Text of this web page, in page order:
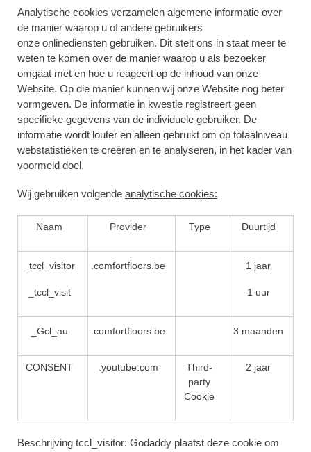
Analytische cookies verzamelen algemene informatie over
de manier waarop u of andere gebruikers
onze onlinediensten gebruiken. Dit stelt ons in staat meer te
weten te komen over de manier waarop u als bezoeker
omgaat met en hoe u reageert op de inhoud van onze
Website. Op die manier kunnen wij onze Website nog beter
vormgeven. De informatie in kwestie registreert geen
specifieke gegevens van de individuele gebruiker. De
informatie wordt louter en alleen gebruikt om op totaalniveau
webstatistieken te creëren en te analyseren, in het kader van
voormeld doel.
Wij gebruiken volgende analytische cookies:
Naam Provider Type Duurtijd
_tccl_visitor
_tccl_visit
.comfortfloors.be 1 jaar
1 uur
_Gcl_au .comfortfloors.be 3 maanden
CONSENT .youtube.com
Third-
party
Cookie
2 jaar
Beschrijving tccl_visitor: Godaddy plaatst deze cookie om